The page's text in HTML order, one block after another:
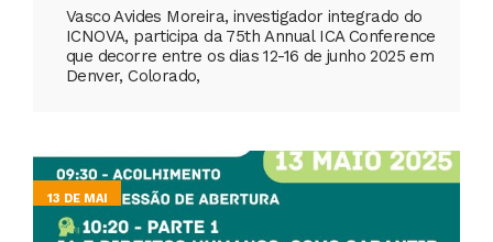
Vasco Avides Moreira, investigador integrado do
ICNOVA, participa da 75th Annual ICA Conference
que decorre entre os dias 12-16 de junho 2025 em
Denver, Colorado,
13 DE MAI